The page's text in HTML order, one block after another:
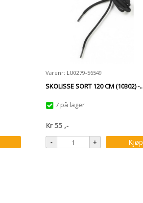
Varenr: LU0279-56549
SKOLISSE SORT 120 CM (10302) -..
7 på lager
Kr55 ,-
Kjøp